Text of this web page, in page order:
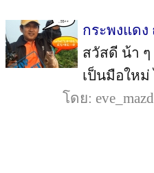
กระพงแด
สวัสดี น้า
เป็นมือให
โดย: